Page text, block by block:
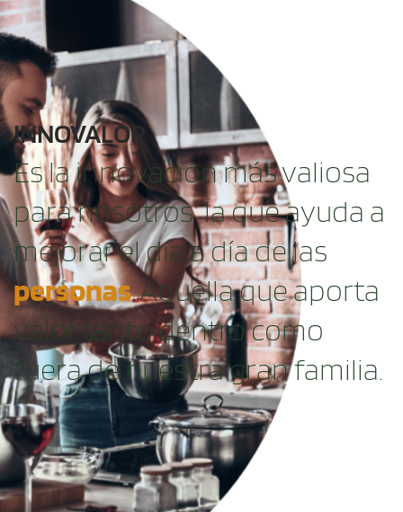
INNOVALOR
Es la innovación más valiosa
para nosotros: la que ayuda a
mejorar el día a día de las
personas. Aquella que aporta
valor tanto dentro como
fuera de nuestra gran familia.